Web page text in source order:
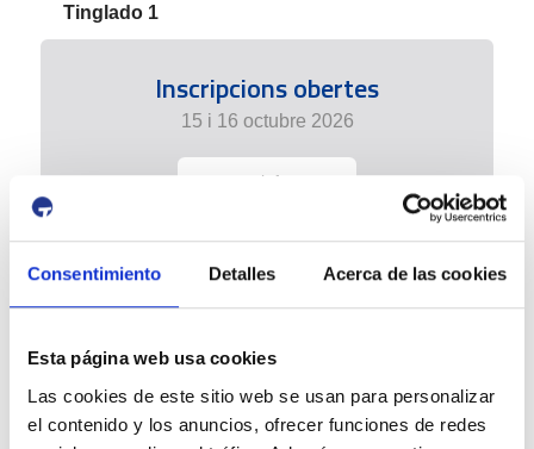
Consentimiento Detalles Acerca de las cookies
Esta página web usa cookies
Las cookies de este sitio web se usan para personalizar
el contenido y los anuncios, ofrecer funciones de redes
Tinglado 1
Inscripcions obertes
15 i 16 octubre 2026
+ info